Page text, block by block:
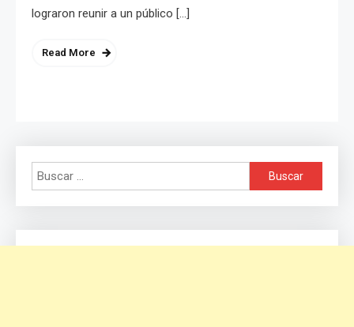
lograron reunir a un público […]
Read More
Buscar: